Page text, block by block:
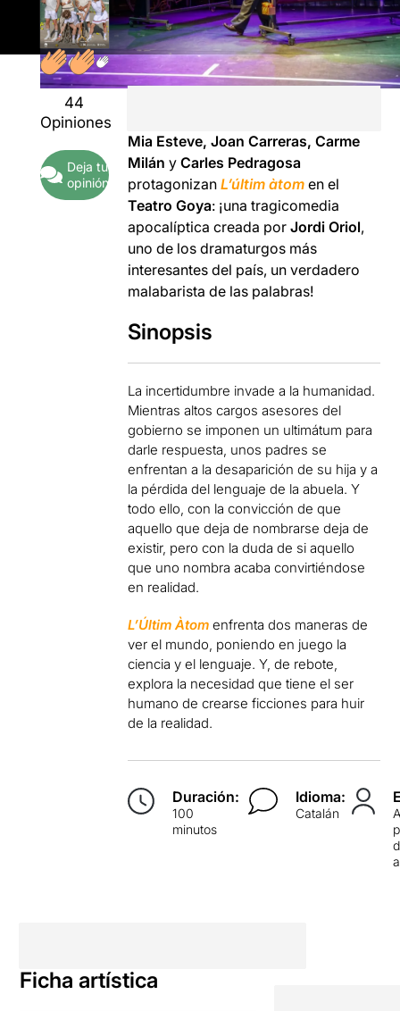
44
Opiniones
Deja tu
opinión
Mia Esteve, Joan Carreras, Carme
Milán yCarles Pedragosa
protagonizanL’últim àtom en el
Teatro Goya: ¡una tragicomedia
apocalíptica creada porJordi Oriol,
uno de los dramaturgos más
interesantes del país, un verdadero
malabarista de las palabras!
Sinopsis
La incertidumbre invade a la humanidad.
Mientras altos cargos asesores del
gobierno se imponen un ultimátum para
darle respuesta, unos padres se
enfrentan a la desaparición de su hija y a
la pérdida del lenguaje de la abuela. Y
todo ello, con la convicción de que
aquello que deja de nombrarse deja de
existir, pero con la duda de si aquello
que uno nombra acaba convirtiéndose
en realidad.
L’Últim Àtom enfrenta dos maneras de
ver el mundo, poniendo en juego la
ciencia y el lenguaje. Y, de rebote,
explora la necesidad que tiene el ser
humano de crearse ficciones para huir
de la realidad.
Duración:
100
minutos
Idioma:
Catalán
Ficha artística